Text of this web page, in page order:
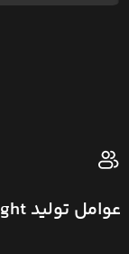
عوامل تولید All We Imagine as Light